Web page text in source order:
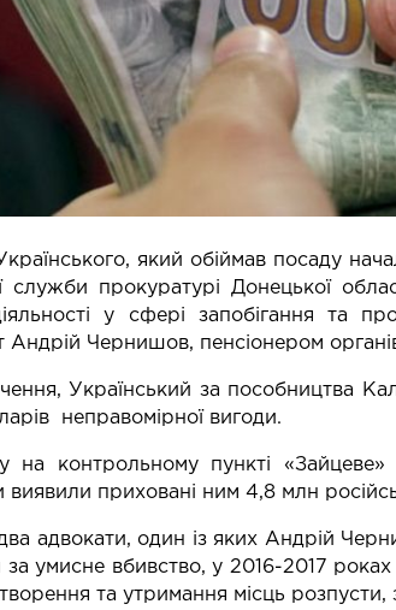
який обіймав посаду
служби прокуратурі Донецької
діяльності у сфері запобігання та
Андрій Чернишов, пенсіонером
Український за пособництва
неправомірної вигоди.
на контрольному пункті
виявили приховані ним 4,8 млн
адвокати, один із яких Андрій
умисне вбивство, у 2016-2017
та утримання місць розпусти,